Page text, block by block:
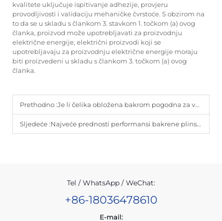
kvalitete uključuje ispitivanje adhezije, provjeru
provodljivosti i validaciju mehaničke čvrstoće. S obzirom na
to da se u skladu s člankom 3. stavkom 1. točkom (a) ovog
članka, proizvod može upotrebljavati za proizvodnju
električne energije, električni proizvodi koji se
upotrebljavaju za proizvodnju električne energije moraju
biti proizvedeni u skladu s člankom 3. točkom (a) ovog
članka.
Prethodno :Je li čelika obložena bakrom pogodna za vanjsku uporabu?
Sljedeće :Najveće prednosti performansi bakrene plinske žice
Tel / WhatsApp / WeChat:
+86-18036478610
E-mail: